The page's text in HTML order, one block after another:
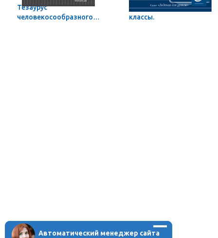
Тезаурус
человекосообразного
Математика, 1-4
классы.
Автоматический менеджер сайта